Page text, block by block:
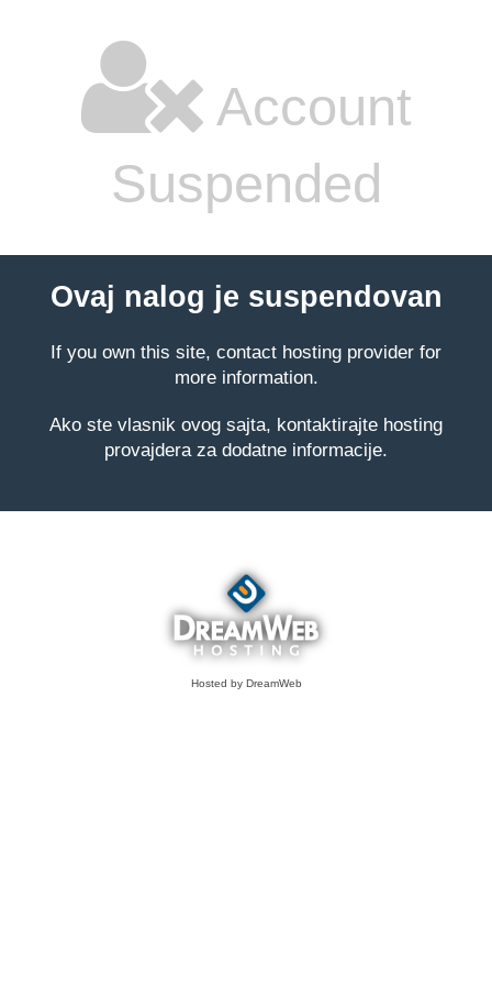
Account
Suspended
Ovaj nalog je suspendovan
If you own this site, contact hosting provider for
more information.
Ako ste vlasnik ovog sajta, kontaktirajte hosting
provajdera za dodatne informacije.
Hosted by DreamWeb